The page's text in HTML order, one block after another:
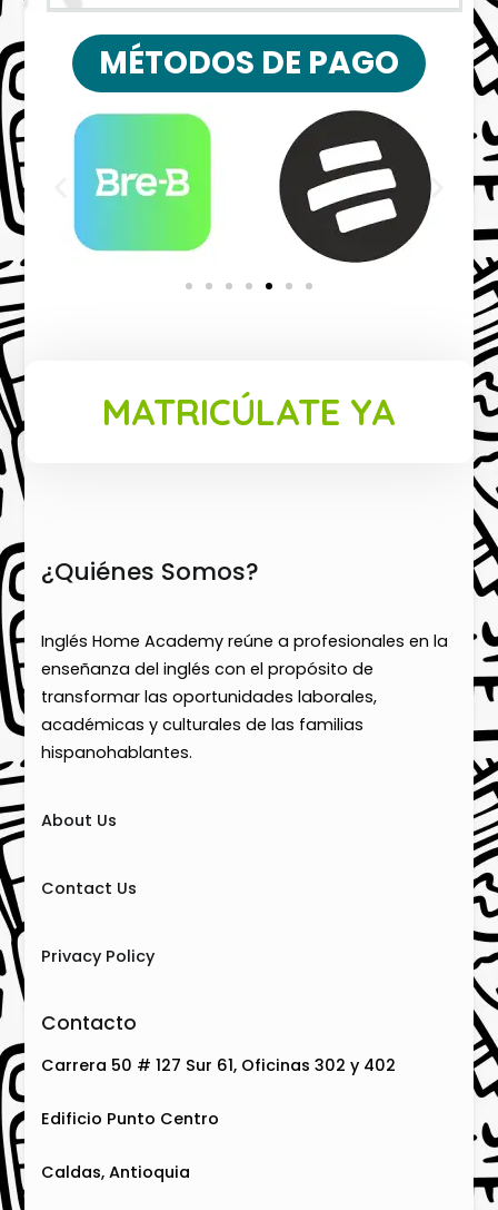
MÉTODOS DE PAGO
MATRICÚLATE YA
¿Quiénes Somos?
Inglés Home Academy reúne a profesionales en la
enseñanza del inglés con el propósito de
transformar las oportunidades laborales,
académicas y culturales de las familias
hispanohablantes.
About Us
Contact Us
Privacy Policy
Contacto
Carrera 50 # 127 Sur 61, Oficinas 302 y 402
Edificio Punto Centro
Caldas, Antioquia